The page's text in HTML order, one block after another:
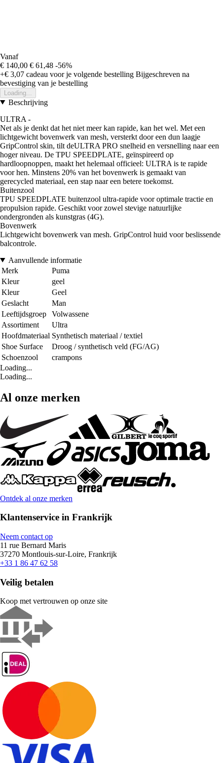
Vanaf
€ 140,00 € 61,48 -56%
+€ 3,07 cadeau voor je volgende bestelling Bijgeschreven na
bevestiging van je bestelling
Loading...
Beschrijving
ULTRA -
Net als je denkt dat het niet meer kan rapide, kan het wel. Met een
lichtgewicht bovenwerk van mesh, versterkt door een dun laagje
GripControl skin, tilt deULTRA PRO snelheid en versnelling naar een
hoger niveau. De TPU SPEEDPLATE, geïnspireerd op
hardloopnoppen, maakt het helemaal officieel: ULTRA is te rapide
voor hen. Minstens 20% van het bovenwerk is gemaakt van
gerecycled materiaal, een stap naar een betere toekomst.
Buitenzool
TPU SPEEDPLATE buitenzool ultra-rapide voor optimale tractie en
propulsion rapide. Geschikt voor zowel stevige natuurlijke
ondergronden als kunstgras (4G).
Bovenwerk
Lichtgewicht bovenwerk van mesh. GripControl huid voor beslissende
balcontrole.
Aanvullende informatie
Merk
Puma
Kleur
geel
Kleur
Geel
Geslacht
Man
Leeftijdsgroep
Volwassene
Assortiment
Ultra
Hoofdmateriaal Synthetisch materiaal / textiel
Shoe Surface
Droog / synthetisch veld (FG/AG)
Schoenzool
crampons
Loading...
Loading...
Al onze merken
Ontdek al onze merken
Klantenservice in Frankrijk
Neem contact op
11 rue Bernard Maris
37270 Montlouis-sur-Loire, Frankrijk
+33 1 86 47 62 58
Veilig betalen
Koop met vertrouwen op onze site